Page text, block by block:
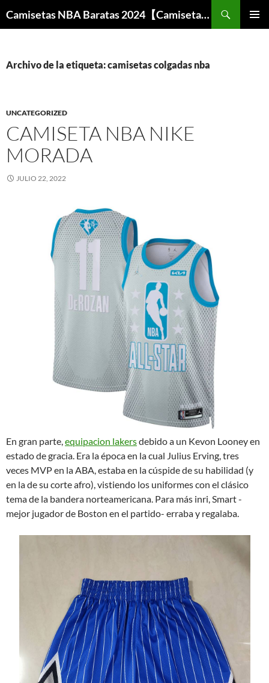
Camisetas NBA Baratas 2024【Camisetas Especiales Baloncesto】
Archivo de la etiqueta: camisetas colgadas nba
UNCATEGORIZED
CAMISETA NBA NIKE
MORADA
JULIO 22, 2022
En gran parte,equipacion lakersdebido a un Kevon Looney en
estado de gracia. Era la época en la cual Julius Erving, tres
veces MVP en la ABA, estaba en la cúspide de su habilidad (y
en la de su corte afro), vistiendo los uniformes con el clásico
tema de la bandera norteamericana. Para más inri, Smart -
mejor jugador de Boston en el partido- erraba y regalaba.